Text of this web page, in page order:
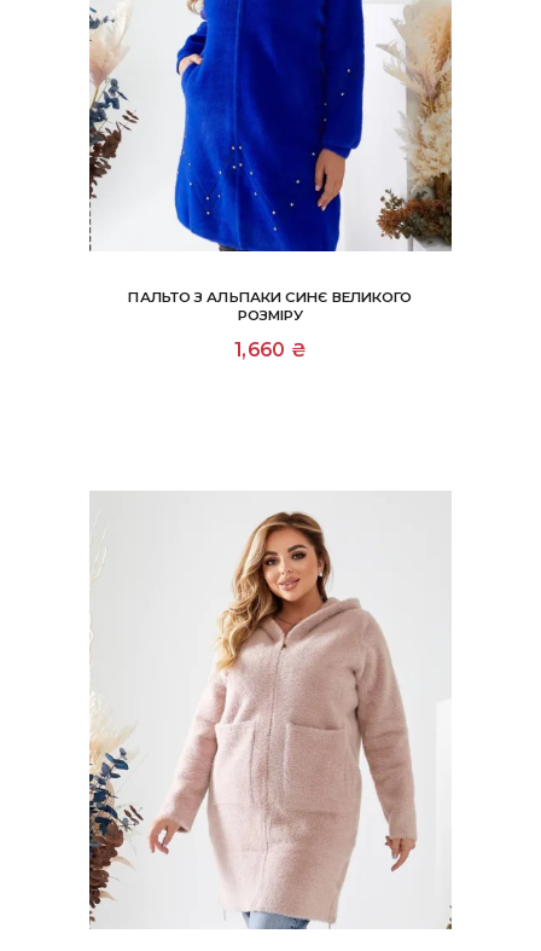
ПАЛЬТО З АЛЬПАКИ СИНЄ ВЕЛИКОГО
РОЗМІРУ
1,660 ₴